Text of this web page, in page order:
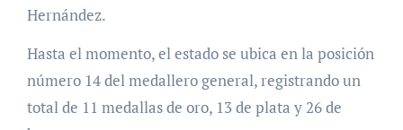
Hernández.
Hasta el momento, el estado se ubica en la posición
número 14 del medallero general, registrando un
total de 11 medallas de oro, 13 de plata y 26 de